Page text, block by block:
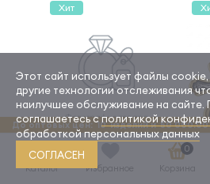
Хит
До оптовых цен: 10 изделий и 50 000.00
Каталог Избранное
0
Этот сайт использует файлы
другие технологии отслеживания
наилучшее обслуживание на
соглашаетесь сполитикой
обработкой персональных данных
СОГЛАСЕН